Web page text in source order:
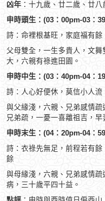
凶年 ：十九歲、廿二歲、廿
申時頭生：(03：00pm-03：
詩：命裡根基旺，家庭福有
父母雙全，一生多貴人，文
大，六親有祿進田園。
申時中生：(03：40pm-04：
詩：人心好便休，莫信小人
與父緣淺，六親、兄弟感情
兄弟疏，一憂一喜離祖吉，
申時末生：(04：20pm-04：
詩：衣祿先無足，前程若有
餘
與母緣淺，六親、兄弟感情
病，三十歲平四十益。